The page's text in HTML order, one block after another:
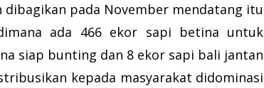
pada November mendatang itu
ada 466 ekor sapi betina untuk
siap bunting dan 8 ekor sapi bali jantan
kepada masyarakat didominasi